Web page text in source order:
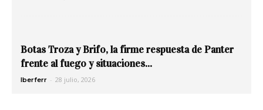
Botas Troza y Brifo, la firme respuesta de Panter
frente al fuego y situaciones...
Iberferr - 28 julio, 2026